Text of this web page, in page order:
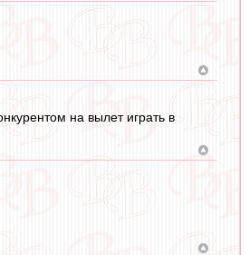
на вылет играть в